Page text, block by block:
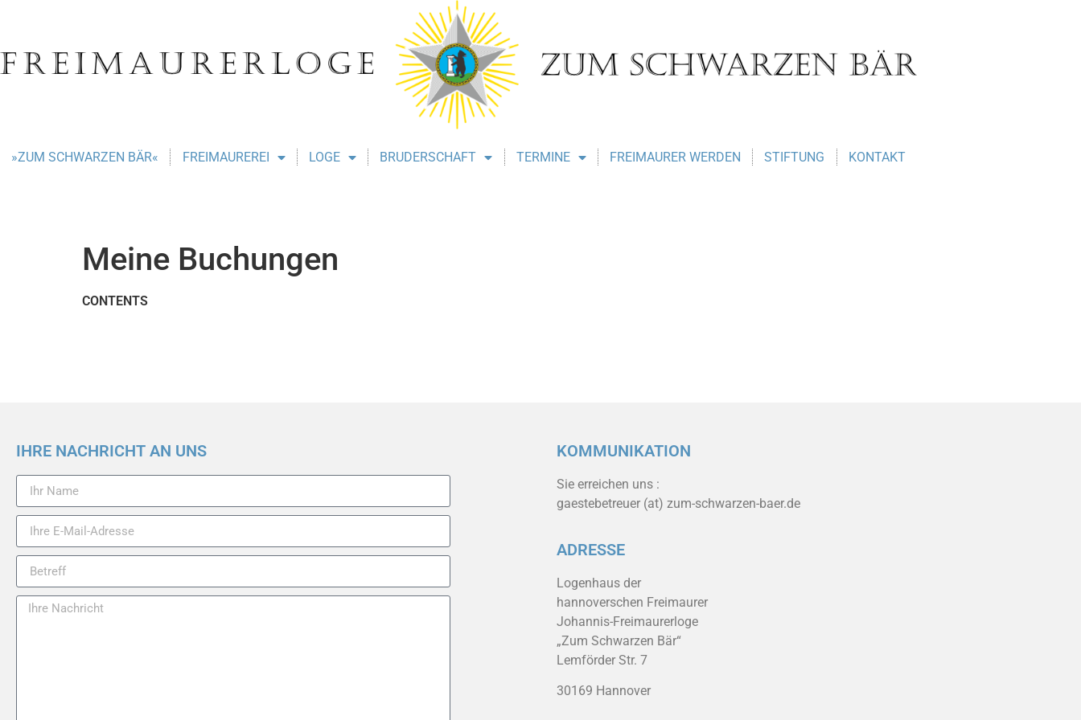
»ZUM SCHWARZEN BÄR« FREIMAUREREI LOGE BRUDERSCHAFT TERMINE FREIMAURER WERDEN STIFTUNG KONTAKT
Meine Buchungen
CONTENTS
IHRE NACHRICHT AN UNS KOMMUNIKATION
Sie erreichen uns :
gaestebetreuer (at) zum-schwarzen-baer.de
ADRESSE
Logenhaus der
hannoverschen Freimaurer
Johannis-Freimaurerloge
„Zum Schwarzen Bär“
Lemförder Str. 7
30169 Hannover